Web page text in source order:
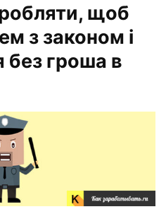
щоб
з законом і
без гроша в